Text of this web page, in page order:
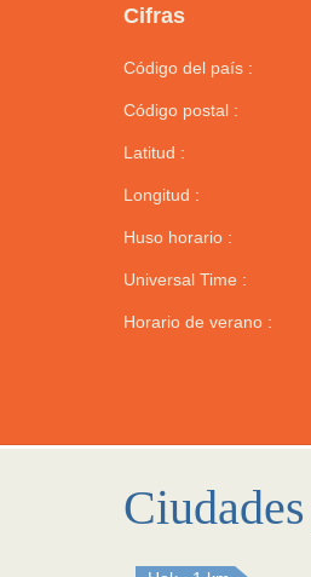
Cifras
Código del país :
Código postal :
Latitud :
Longitud :
Huso horario :
Universal Time :
Horario de verano :